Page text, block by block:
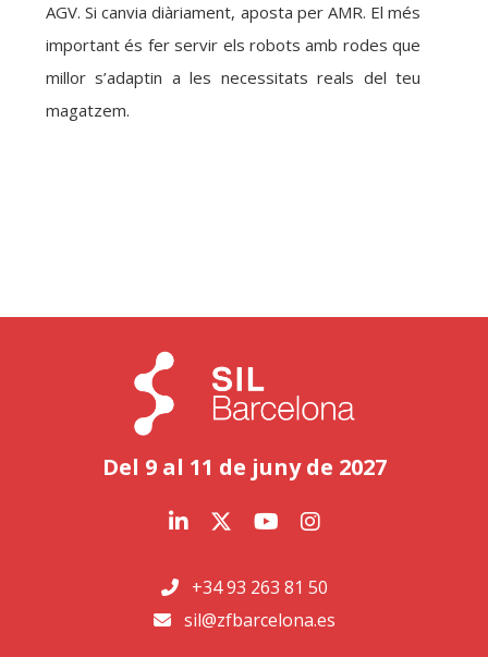
AGV. Si canvia diàriament, aposta per AMR. El més
important és fer servir els robots amb rodes que
millor s’adaptin a les necessitats reals del teu
magatzem.
Del 9 al 11 de juny de 2027
+34 93 263 81 50
sil@zfbarcelona.es